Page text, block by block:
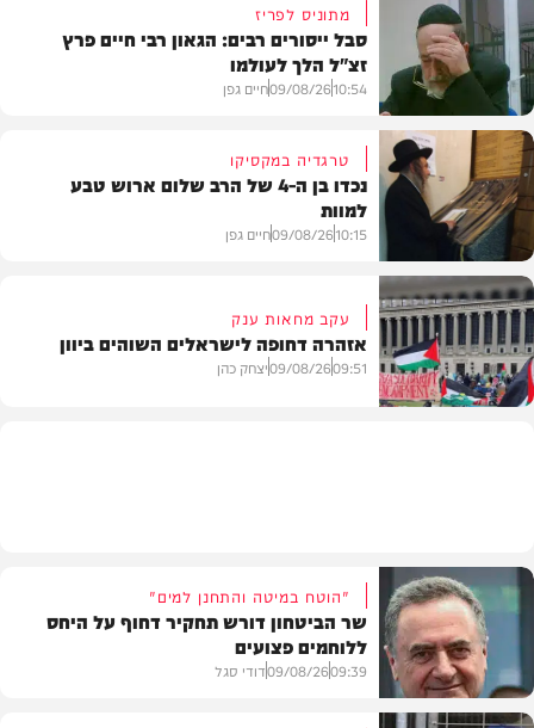
חרדים
מתוניס לפריז
סבל ייסורים רבים: הגאון רבי חיים פרץ
זצ"ל הלך לעולמו
10:54
09/08/26חיים גפן
חדשות
טרגדיה במקסיקו
נכדו בן ה-4 של הרב שלום ארוש טבע
למוות
10:15
09/08/26חיים גפן
עקב מחאות ענק
אזהרה דחופה לישראלים השוהים ביוון
09:51
09/08/26יצחק כהן
"הוטח במיטה והתחנן למים"
שר הביטחון דורש תחקיר דחוף על היחס
ללוחמים פצועים
09:39
09/08/26דודי סגל